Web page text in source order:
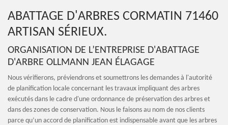
ABATTAGE D'ARBRES CORMATIN 71460
ARTISAN SÉRIEUX.
ORGANISATION DE L’ENTREPRISE D'ABATTAGE
D'ARBRE OLLMANN JEAN ÉLAGAGE
Nous vérifierons, préviendrons et soumettrons les demandes à l'autorité
de planification locale concernant les travaux impliquant des arbres
exécutés dans le cadre d'une ordonnance de préservation des arbres et
dans des zones de conservation. Nous le faisons au nom de nos clients
parce qu’un accord de planification est indispensable avant que les arbres